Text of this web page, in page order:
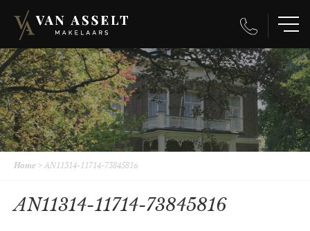
Home >AN11314-11714-73845816
AN11314-11714-73845816